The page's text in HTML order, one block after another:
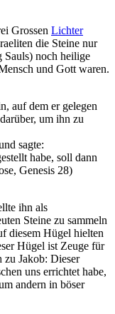
Grossen Lichter
die Steine nur
Sauls) noch heilige
und Gott waren.
auf dem er gelegen
um ihn zu
sagte:
habe, soll dann
Genesis 28)
ihn als
Steine zu sammeln
diesem Hügel hielten
Hügel ist Zeuge für
zu Jakob: Dieser
uns errichtet habe,
andern in böser